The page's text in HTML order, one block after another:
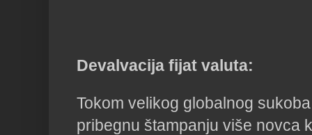
Devalvacija fijat valuta:
Tokom velikog globalnog
pribegnu štampanju više novca